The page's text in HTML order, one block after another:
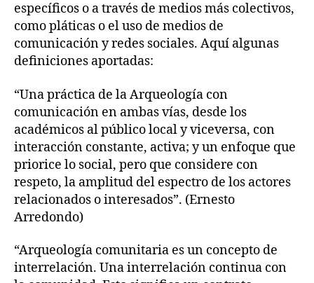
específicos o a través de medios más colectivos,
como pláticas o el uso de medios de
comunicación y redes sociales. Aquí algunas
definiciones aportadas:
“Una práctica de la Arqueología con
comunicación en ambas vías, desde los
académicos al público local y viceversa, con
interacción constante, activa; y un enfoque que
priorice lo social, pero que considere con
respeto, la amplitud del espectro de los actores
relacionados o interesados”. (Ernesto
Arredondo)
“Arqueología comunitaria es un concepto de
interrelación. Una interrelación continua con